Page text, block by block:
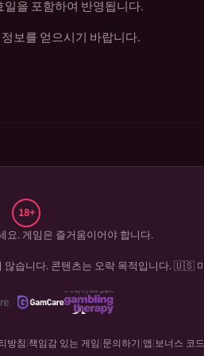
을 포함하여 반영됩니다.
보를 얻으시기 바랍니다.
18+
요. 게임은 즐거움이어야 합니다.
않습니다. 콘텐츠는 오락 목적입니다. 🇺🇸
방침|책임감 있는 게임|문의하기|앱|보너스 코드